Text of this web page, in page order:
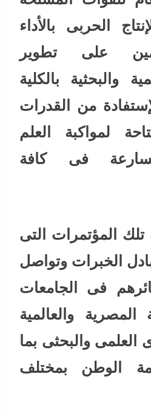
الحربى بالأداء
على تطوير
والبحثية بالكلية
من القدرات
لمواكبة العلم
فى كافة
تلك المؤتمرات التى
الخبرات وتواصل
فى الجامعات
المصرية والعالمية
العلمى والبحثى بما
الوطن بمختلف